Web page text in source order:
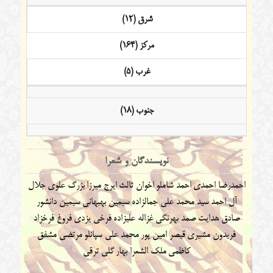
شرق (12)
مرکز (164)
غرب (5)
جنوب (18)
نویسندگان و شعرا
احمدرضا احمدیاحمد شاملو اخوان ثالث ایرج میرزابزرگ علوی جلال
آل احمدسید محمد علی جمالزادهسیمین بهبهانیسیمین دانشور
صادق هدایتصمد بهرنگی غزاله علیزادهفرخی یزدی فروغ فرخزاد
فریدون مشیری قیصر امین پور محمد علی سپانلومرتضی مشفق
کاظمی ملک الشعرا بهار گلی ترقی